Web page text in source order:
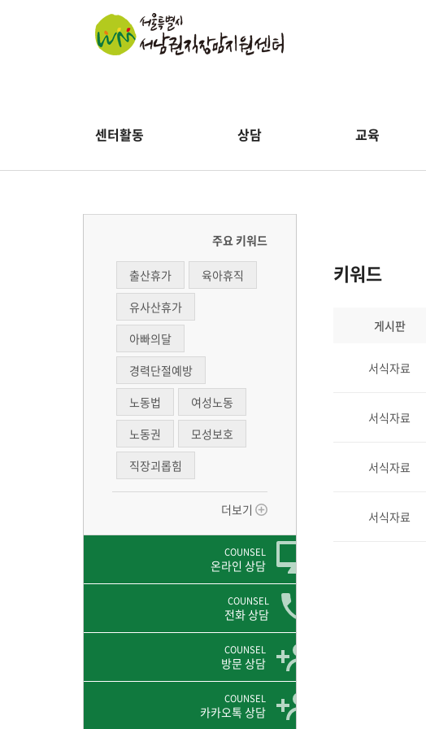
센터활동 상담 교육
주요 키워드
출산휴가
육아휴직
유사산휴가
아빠의달
경력단절예방
노동법
여성노동
노동권
모성보호
직장괴롭힘
더보기
COUNSEL
온라인 상담
COUNSEL
전화 상담
COUNSEL
방문 상담
COUNSEL
카카오톡 상담
키워드
게시판
서식자료
서식자료
서식자료
서식자료